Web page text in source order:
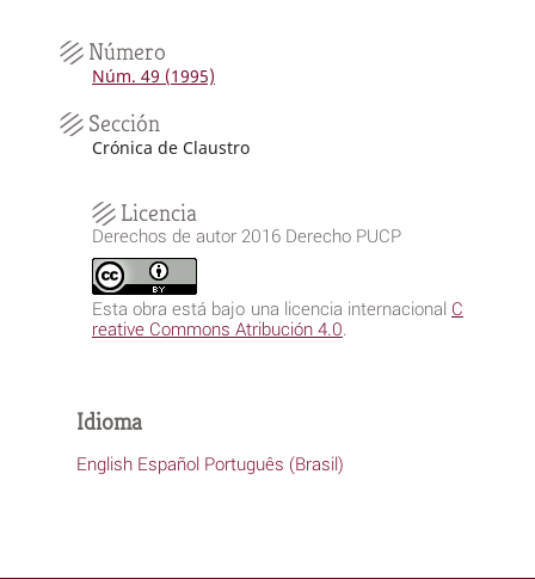
Número
Núm. 49 (1995)
Sección
Crónica de Claustro
Licencia
Derechos de autor 2016 Derecho PUCP
Esta obra está bajo una licencia internacional C
reative Commons Atribución 4.0
Idioma
English Español Português (Brasil)